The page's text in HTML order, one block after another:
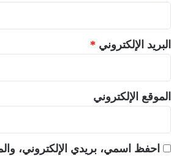
البريد الإلكتروني *
الموقع الإلكتروني
احفظ اسمي، بريدي الإلكتروني،